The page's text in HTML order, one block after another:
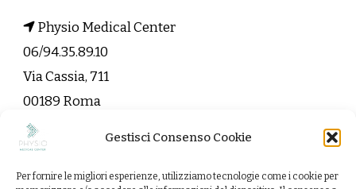
Gestisci Consenso Cookie
Per fornire le migliori esperienze, utilizziamo tecnologie come i cookie per
Physio Medical Center
06/94.35.89.10
Via Cassia, 711
00189 Roma
info@physiomedicalcenter.it